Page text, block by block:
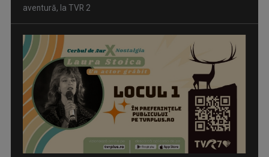
aventură, la TVR 2